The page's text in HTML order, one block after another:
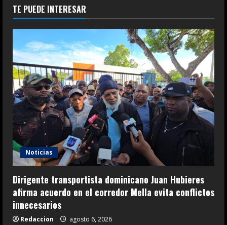
TE PUEDE INTERESAR
Noticias
Dirigente transportista dominicano Juan Hubieres
afirma acuerdo en el corredor Mella evita conflictos
innecesarios
Redaccion agosto 6, 2026